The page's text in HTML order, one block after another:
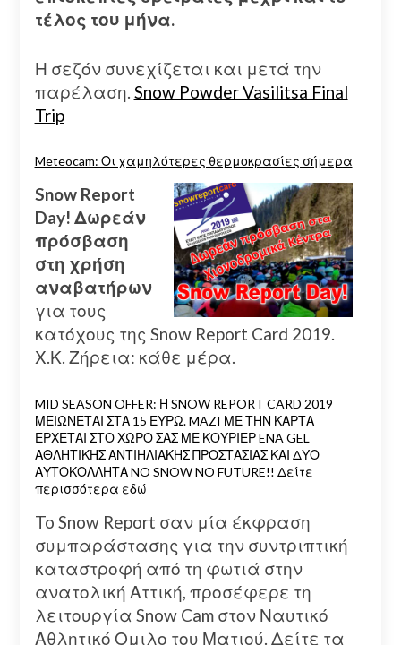
τέλος του μήνα.
Η σεζόν συνεχίζεται και μετά την
παρέλαση. Snow Powder Vasilitsa Final
Trip
Meteocam: Οι χαμηλότερες θερμοκρασίες σήμερα
Snow Report
Day! Δωρεάν
πρόσβαση
στη χρήση
αναβατήρων
για τους
κατόχους της Snow Report Card 2019.
Χ.Κ. Ζήρεια: κάθε μέρα.
MID SEASON OFFER: Η SNOW REPORT CARD 2019
ΜΕΙΩΝΕΤΑΙ ΣΤΑ 15 ΕΥΡΩ. MAZI ΜΕ ΤΗΝ ΚΑΡΤΑ
ΕΡΧΕΤΑΙ ΣΤΟ ΧΩΡΟ ΣΑΣ ΜΕ ΚΟΥΡΙΕΡ ENA GEL
ΑΘΛΗΤΙΚΗΣ ΑΝΤΙΗΛΙΑΚΗΣ ΠΡΟΣΤΑΣΙΑΣ ΚΑΙ ΔΥΟ
ΑΥΤΟΚΟΛΛΗΤΑ NO SNOW NO FUTURE!! Δείτε
περισσότερα εδώ
To Snow Report σαν μία έκφραση
συμπαράστασης για την συντριπτική
καταστροφή από τη φωτιά στην
ανατολική Αττική, προσέφερε τη
λειτουργία Snow Cam στον Ναυτικό
Αθλητικό Ομιλο του Ματιού. Δείτε τα